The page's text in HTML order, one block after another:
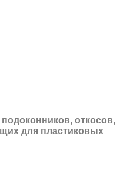
откосов,
для пластиковых